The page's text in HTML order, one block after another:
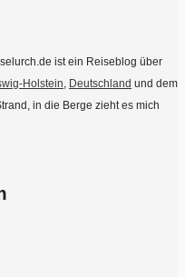
ist ein Reiseblog über
Holstein, Deutschland und dem
in die Berge zieht es mich